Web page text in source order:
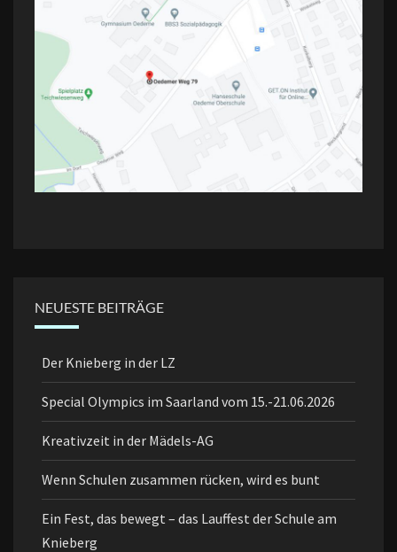
NEUESTE BEITRÄGE
Der Knieberg in der LZ
Special Olympics im Saarland vom 15.-21.06.2026
Kreativzeit in der Mädels-AG
Wenn Schulen zusammen rücken, wird es bunt
Ein Fest, das bewegt – das Lauffest der Schule am
Knieberg